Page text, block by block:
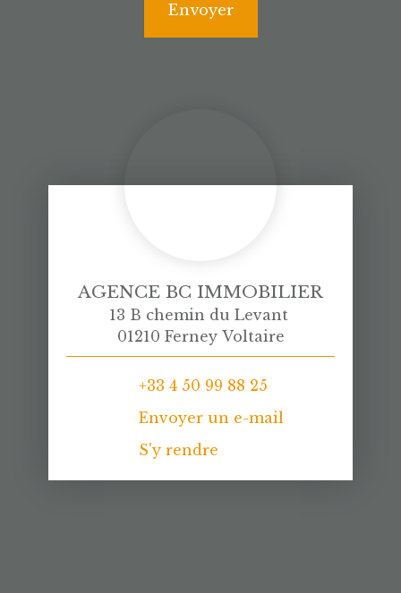
Envoyer
AGENCE BC IMMOBILIER
13 B chemin du Levant
01210 Ferney Voltaire
+33 4 50 99 88 25
Envoyer un e-mail
S'y rendre